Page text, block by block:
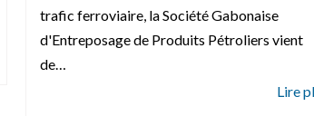
trafic ferroviaire, la Société Gabonaise
d'Entreposage de Produits Pétroliers vient
de…